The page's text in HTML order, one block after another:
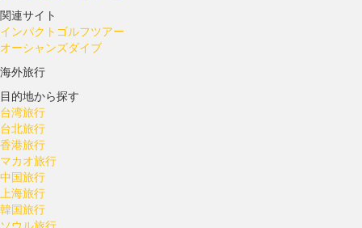
関連サイト
インパクトゴルフツアー
オーシャンズダイブ
海外旅行
目的地から探す
台湾旅行
台北旅行
香港旅行
マカオ旅行
中国旅行
上海旅行
韓国旅行